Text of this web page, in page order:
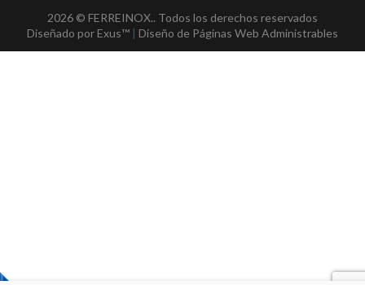
2026 © FERREINOX.. Todos los derechos reservados
Diseñado por Exus™ | Diseño de Páginas Web Administrables